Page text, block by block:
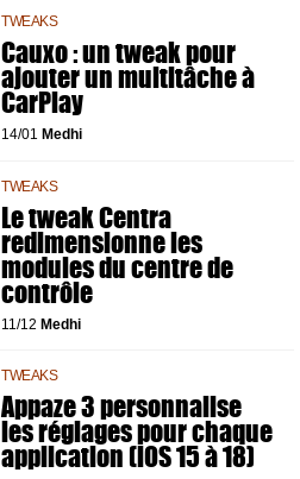
TWEAKS
Cauxo : un tweak pour
ajouter un multitâche à
CarPlay
14/01 Medhi
TWEAKS
Le tweak Centra
redimensionne les
modules du centre de
contrôle
11/12 Medhi
TWEAKS
Appaze 3 personnalise
les réglages pour chaque
application (iOS 15 à 18)